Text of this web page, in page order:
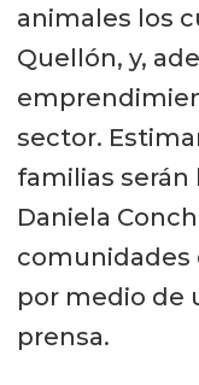
animales los
Quellón, y,
sector.
familias serán
Daniela
comunidades
por medio de
prensa.